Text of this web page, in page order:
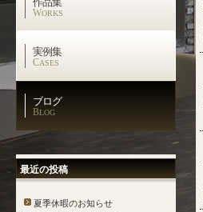
WORKS
実例集
CASES
ブログ
BLOG
最近の投稿
夏季休暇のお知らせ